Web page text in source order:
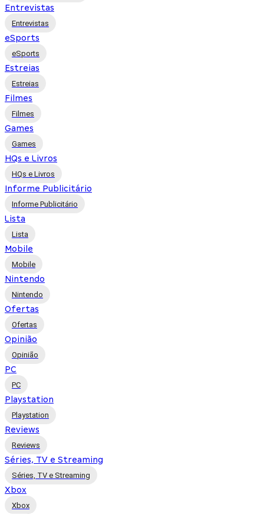
Entrevistas
Entrevistas
eSports
eSports
Estreias
Estreias
Filmes
Filmes
Games
Games
HQs e Livros
HQs e Livros
Informe Publicitário
Informe Publicitário
Lista
Lista
Mobile
Mobile
Nintendo
Nintendo
Ofertas
Ofertas
Opinião
Opinião
PC
PC
Playstation
Playstation
Reviews
Reviews
Séries, TV e Streaming
Séries, TV e Streaming
Xbox
Xbox